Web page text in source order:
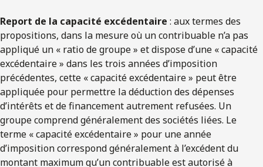
Report de la capacité excédentaire : aux termes des
propositions, dans la mesure où un contribuable n’a pas
appliqué un « ratio de groupe » et dispose d’une « capacité
excédentaire » dans les trois années d’imposition
précédentes, cette « capacité excédentaire » peut être
appliquée pour permettre la déduction des dépenses
d’intérêts et de financement autrement refusées. Un
groupe comprend généralement des sociétés liées. Le
terme « capacité excédentaire » pour une année
d’imposition correspond généralement à l’excédent du
montant maximum qu’un contribuable est autorisé à